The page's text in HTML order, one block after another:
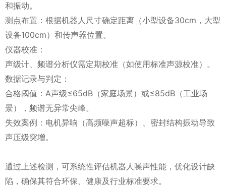
和振动‌。
测点布置：根据机器人尺寸确定距离（小型设备30cm，大型
设备100cm）和传声器位置‌。
仪器校准‌：
声级计、频谱分析仪需定期校准（如使用标准声源校准）‌。
数据记录与判定‌：
合格阈值：A声级≤65dB（家庭场景）或≤85dB（工业场
景），频谱无异常尖峰‌。
失效案例：电机异响（高频噪声超标）、密封结构振动导致
声压级突增‌。
通过上述检测，可系统性评估机器人噪声性能，优化设计缺
陷，确保其符合环保、健康及行业标准要求‌。